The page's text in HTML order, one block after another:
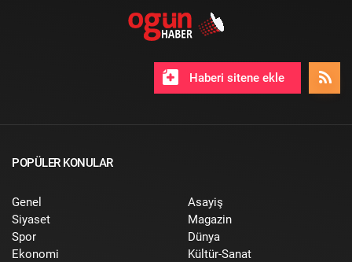
Haberi sitene ekle
POPÜLER KONULAR
Genel
Siyaset
Spor
Ekonomi
Asayiş
Magazin
Dünya
Kültür-Sanat